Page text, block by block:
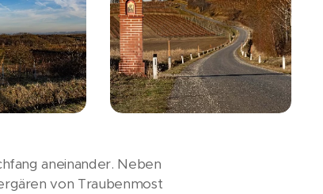
aneinander. Neben
von Traubenmost